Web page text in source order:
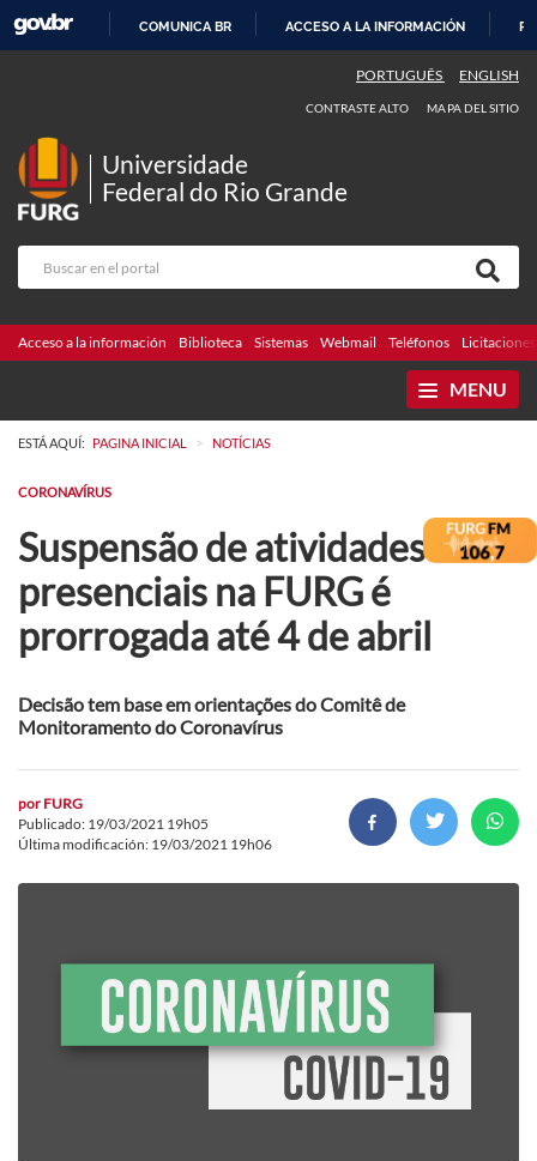
CONTENIDO
COMUNICA BR ACCESO A LA INFORMACIÓN
PORTUGUÊS ENGLISH
CONTRASTE ALTO MAPA DEL SITIO
Universidade
Federal do Rio Grande
Acceso a la información Biblioteca Sistemas Webmail Teléfonos Licitaciones
MENU
ESTÁ AQUÍ: PAGINA INICIAL > NOTÍCIAS
CORONAVÍRUS
Suspensão de atividades
presenciais na FURG é
prorrogada até 4 de abril
Decisão tem base em orientações do Comitê de
Monitoramento do Coronavírus
por FURG
Publicado: 19/03/2021 19h05
Última modificación: 19/03/2021 19h06